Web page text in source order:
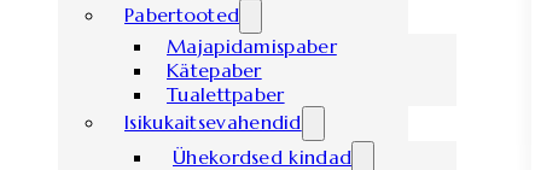
Pabertooted
Majapidamispaber
Kätepaber
Tualettpaber
Isikukaitsevahendid
Ühekordsed kindad